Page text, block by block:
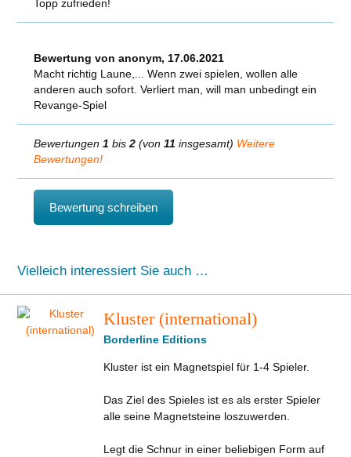
Topp zufrieden!
Bewertung von anonym, 17.06.2021
Macht richtig Laune,... Wenn zwei spielen, wollen alle
anderen auch sofort. Verliert man, will man unbedingt ein
Revange-Spiel
Bewertungen 1 bis2(von 11 insgesamt) Weitere
Bewertungen!
Bewertung schreiben
Vielleich interessiert Sie auch …
Kluster (international)
Borderline Editions
Kluster ist ein Magnetspiel für 1-4 Spieler.
Das Ziel des Spieles ist es als erster Spieler
alle seine Magnetsteine loszuwerden.
Legt die Schnur in einer beliebigen Form auf